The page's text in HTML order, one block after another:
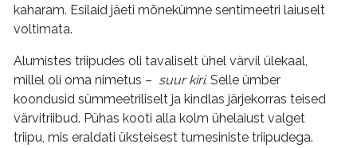
kaharam. Esilaid jäeti mõnekümne sentimeetri laiuselt
voltimata.
Alumistes triipudes oli tavaliselt ühel värvil ülekaal,
millel oli oma nimetus – suur kiri. Selle ümber
koondusid sümmeetriliselt ja kindlas järjekorras teised
värvitriibud. Pühas kooti alla kolm ühelaiust valget
triipu, mis eraldati üksteisest tumesiniste triipudega.